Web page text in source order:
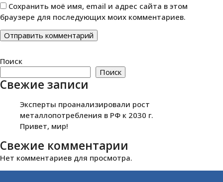
Сохранить моё имя, email и адрес сайта в этом
браузере для последующих моих комментариев.
Поиск
Поиск
Свежие записи
Эксперты проанализировали рост
металлопотребления в РФ к 2030 г.
Привет, мир!
Свежие комментарии
Нет комментариев для просмотра.